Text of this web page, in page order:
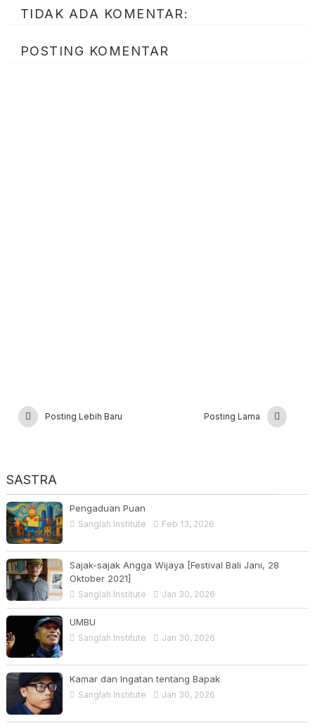
TIDAK ADA KOMENTAR:
POSTING KOMENTAR
Posting Lebih Baru Posting Lama
SASTRA
Pengaduan Puan
Sanglah Institute Feb 13, 2026
Sajak-sajak Angga Wijaya [Festival Bali Jani, 28
Oktober 2021]
Sanglah Institute Jan 30, 2026
UMBU
Sanglah Institute Jan 30, 2026
Kamar dan Ingatan tentang Bapak
Sanglah Institute Jan 30, 2026